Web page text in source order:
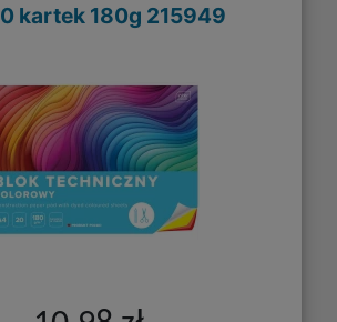
kartek 180g 215949